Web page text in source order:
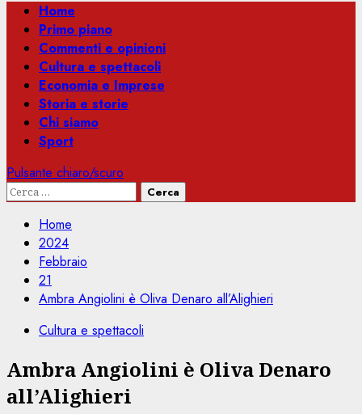
Menu
principale
Home
Primo piano
Commenti e opinioni
Cultura e spettacoli
Economia e Imprese
Storia e storie
Chi siamo
Sport
Pulsante chiaro/scuro
Ricerca
Home
2024
Febbraio
21
Ambra Angiolini è Oliva Denaro all’Alighieri
Cultura e spettacoli
Ambra Angiolini è Oliva Denaro
all’Alighieri